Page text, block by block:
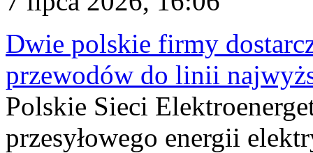
Dwie polskie firmy
przewodów do linii
Polskie Sieci
przesyłowego energii